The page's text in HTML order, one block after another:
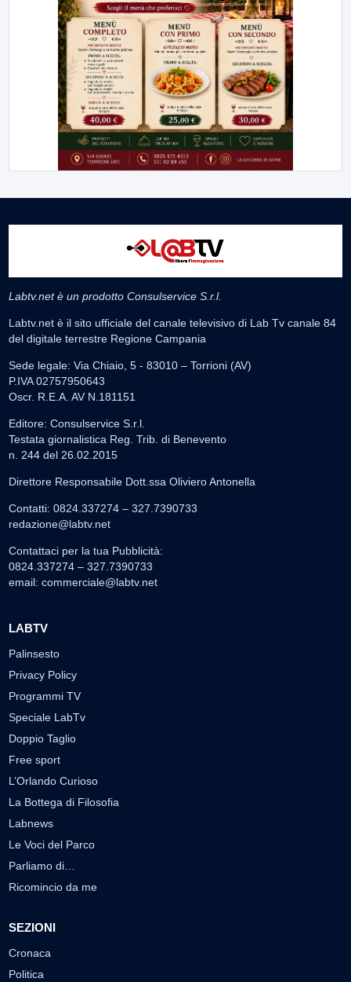
Labtv.net è un prodotto Consulservice S.r.l.
Labtv.net è il sito ufficiale del canale televisivo di Lab Tv canale 84
del digitale terrestre Regione Campania
Sede legale: Via Chiaio, 5 - 83010 – Torrioni (AV)
P.IVA 02757950643
Oscr. R.E.A. AV N.181151
Editore: Consulservice S.r.l.
Testata giornalistica Reg. Trib. di Benevento
n. 244 del 26.02.2015
Direttore Responsabile Dott.ssa Oliviero Antonella
Contatti: 0824.337274 – 327.7390733
redazione@labtv.net
Contattaci per la tua Pubblicità:
0824.337274 – 327.7390733
email: commerciale@labtv.net
LABTV
Palinsesto
Privacy Policy
Programmi TV
Speciale LabTv
Doppio Taglio
Free sport
L’Orlando Curioso
La Bottega di Filosofia
Labnews
Le Voci del Parco
Parliamo di…
Ricomincio da me
SEZIONI
Cronaca
Politica